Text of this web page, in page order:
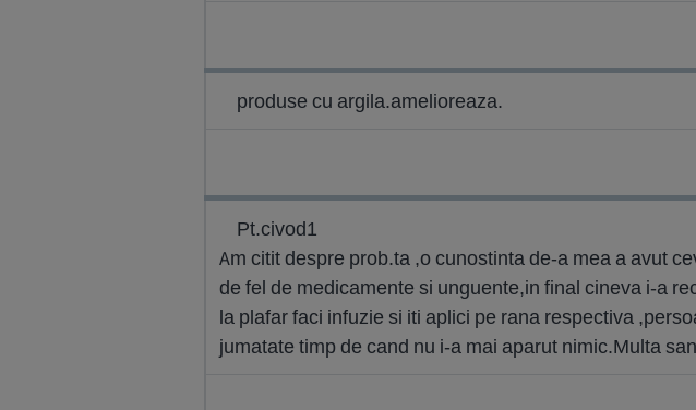
produse cu argila.amelioreaza.
Pt.civod1
Am citit despre prob.ta ,o cunostinta de-a mea a avut
de fel de medicamente si unguente,in final cineva i-a
la plafar faci infuzie si iti aplici pe rana respectiva
jumatate timp de cand nu i-a mai aparut nimic.Multa